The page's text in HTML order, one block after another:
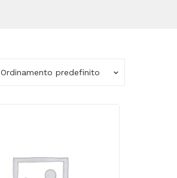
Ordinamento predefinito